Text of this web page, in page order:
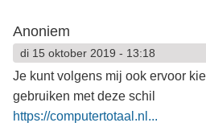
Anoniem
di 15 oktober 2019 - 13:18
Je kunt volgens mij ook ervoor
gebruiken met deze schil
https://computertotaal.nl...